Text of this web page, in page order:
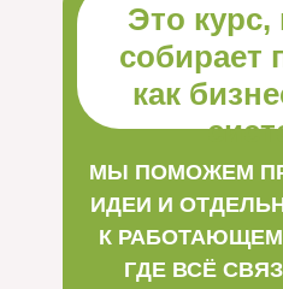
МЫ ПОМОЖЕМ
ИДЕИ И
К
ГДЕ ВСЁ
Это
собирает
как